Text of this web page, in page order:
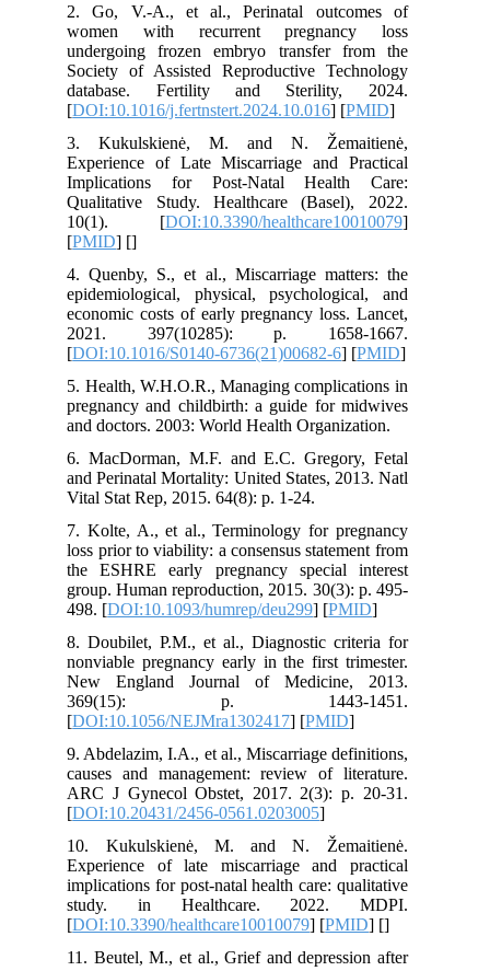
2. Go, V.-A., et al., Perinatal outcomes of
women with recurrent pregnancy loss
undergoing frozen embryo transfer from the
Society of Assisted Reproductive Technology
database. Fertility and Sterility, 2024.
[DOI:10.1016/j.fertnstert.2024.10.016] [PMID
3. Kukulskienė, M. and N. Žemaitienė,
Experience of Late Miscarriage and Practical
Implications for Post-Natal Health Care:
Qualitative Study. Healthcare (Basel), 2022.
10(1). [DOI:10.3390/healthcare10010079
[PMID] [
4. Quenby, S., et al., Miscarriage matters: the
epidemiological, physical, psychological, and
economic costs of early pregnancy loss. Lancet,
2021. 397(10285): p. 1658-1667.
[DOI:10.1016/S0140-6736(21)00682-6] [PMID
5. Health, W.H.O.R., Managing complications in
pregnancy and childbirth: a guide for midwives
and doctors. 2003: World Health Organization.
6. MacDorman, M.F. and E.C. Gregory, Fetal
and Perinatal Mortality: United States, 2013. Natl
Vital Stat Rep, 2015. 64(8): p. 1-24.
7. Kolte, A., et al., Terminology for pregnancy
loss prior to viability: a consensus statement from
the ESHRE early pregnancy special interest
group. Human reproduction, 2015. 30(3): p. 495-
498. [DOI:10.1093/humrep/deu299] [PMID
8. Doubilet, P.M., et al., Diagnostic criteria for
nonviable pregnancy early in the first trimester.
New England Journal of Medicine, 2013.
369(15): p. 1443-1451.
[DOI:10.1056/NEJMra1302417] [PMID
9. Abdelazim, I.A., et al., Miscarriage definitions,
causes and management: review of literature.
ARC J Gynecol Obstet, 2017. 2(3): p. 20-31.
[DOI:10.20431/2456-0561.0203005
10. Kukulskienė, M. and N. Žemaitienė.
Experience of late miscarriage and practical
implications for post-natal health care: qualitative
study. in Healthcare. 2022. MDPI.
[DOI:10.3390/healthcare10010079] [PMID] [
11. Beutel, M., et al., Grief and depression after